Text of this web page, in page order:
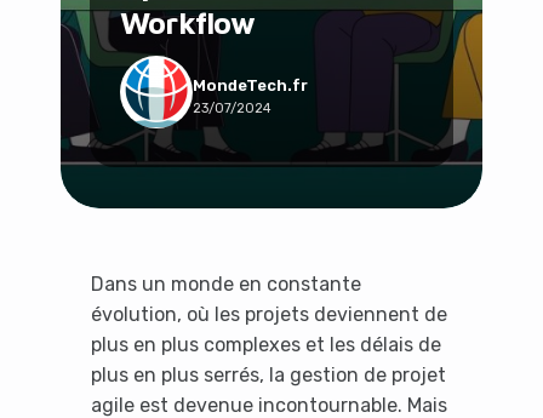
Workflow
MondeTech.fr
23/07/2024
Dans un monde en constante
évolution, où les projets deviennent de
plus en plus complexes et les délais de
plus en plus serrés, la gestion de projet
agile est devenue incontournable. Mais
Social & Communauté
Tech & Développement
Travail & Productivité
Voyage